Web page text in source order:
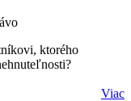
ktorého
Viac